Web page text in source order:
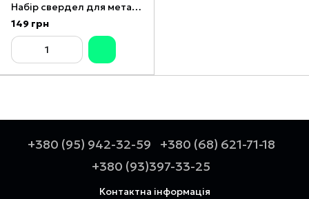
Набір свердел для металу DIN338 HSS 13 шт (2-8 мм), покриття Ti INTERTOOL SD-0014
149 грн
+380 (95) 942-32-59
+380 (68) 621-71-18
+380 (93)397-33-25
Контактна інформація